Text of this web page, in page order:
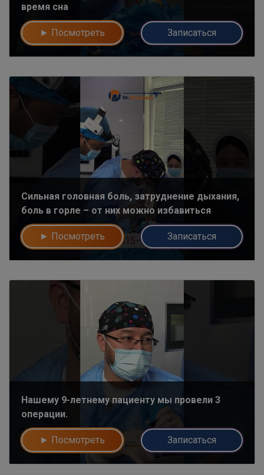
время сна
► Посмотреть Записаться
Сильная головная боль, затруднение дыхания,
боль в горле – от них можно избавиться
► Посмотреть Записаться
Нашему 9-летнему пациенту мы провели 3
операции.
► Посмотреть Записаться